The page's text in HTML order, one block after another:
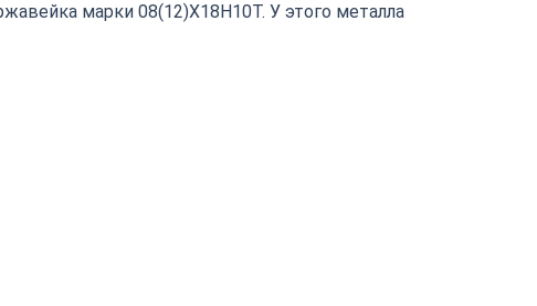
марки 08(12)Х18Н10Т. У этого металла